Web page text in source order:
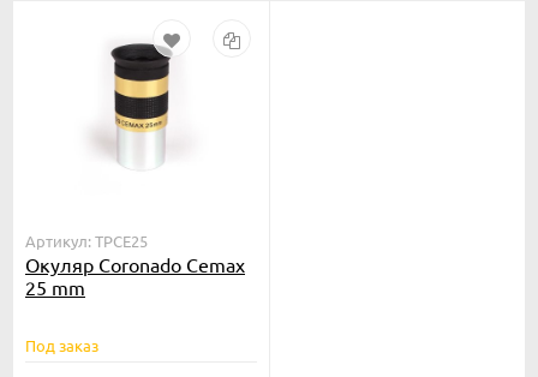
Артикул: TPCE25
Окуляр Coronado Cemax
25 mm
Под заказ